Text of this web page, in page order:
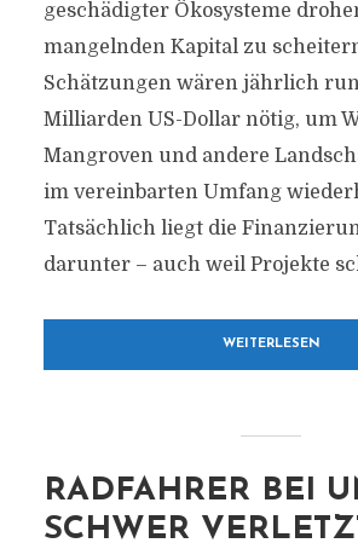
geschädigter Ökosysteme
mangelnden Kapital zu
Schätzungen wären jährlich
Milliarden US-Dollar nötig, um
Mangroven und andere
im vereinbarten Umfang
Tatsächlich liegt die
darunter – auch weil Projekte
WEITERLESEN
RADFAHRER BEI
SCHWER